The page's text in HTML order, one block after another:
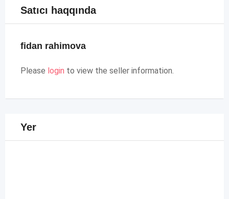
Satıcı haqqında
fidan rahimova
Please login to view the seller information.
Yer